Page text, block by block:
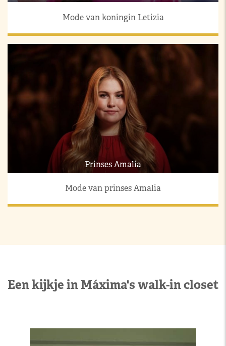
Mode van koningin Letizia
Prinses Amalia
Mode van prinses Amalia
Een kijkje in Máxima's walk-in closet